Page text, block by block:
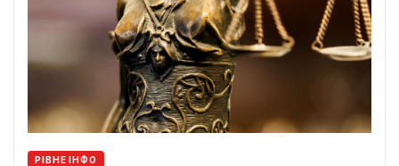
РІВНЕ ІНФО